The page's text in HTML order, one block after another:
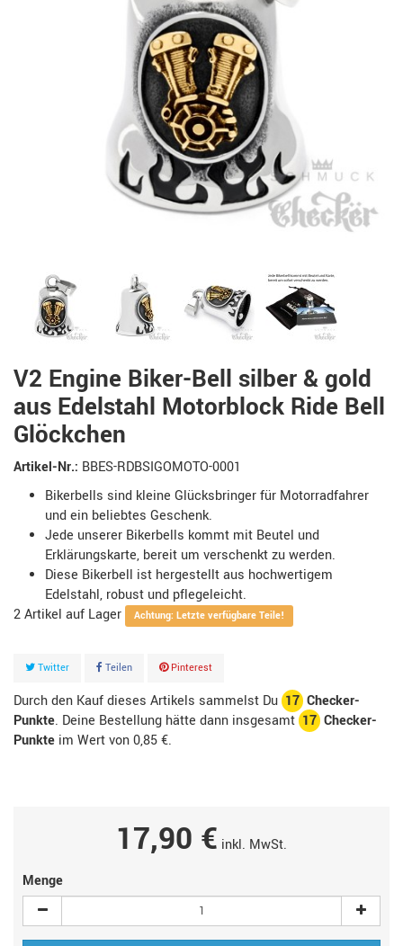
V2 Engine Biker-Bell silber & gold
aus Edelstahl Motorblock Ride Bell
Glöckchen
Artikel-Nr.: BBES-RDBSIGOMOTO-0001
Bikerbells sind kleine Glücksbringer für Motorradfahrer
und ein beliebtes Geschenk.
Jede unserer Bikerbells kommt mit Beutel und
Erklärungskarte, bereit um verschenkt zu werden.
Diese Bikerbell ist hergestellt aus hochwertigem
Edelstahl, robust und pflegeleicht.
2Artikel Achtung: Letzte verfügbare Teile!
Twitter Teilen Pinterest
Durch den Kauf dieses Artikels sammelst Du 17 Checker-
Punkte. Deine Bestellung hätte dann insgesamt 17 Checker-
Punkte im Wert von0,85 €.
17,90 € inkl. MwSt.
Menge